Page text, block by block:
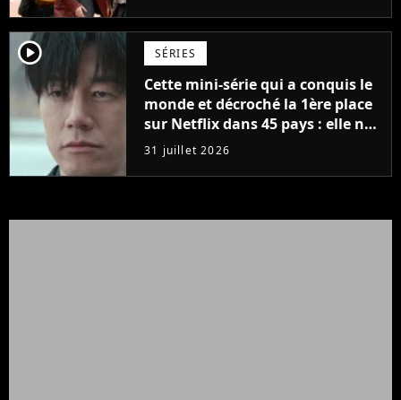
player2 SÉRIES
Cette mini-série qui a conquis le
monde et décroché la 1ère place
sur Netflix dans 45 pays : elle ne
compte que 10 épisodes et c'est
un phénomène mondial
31 juillet 2026